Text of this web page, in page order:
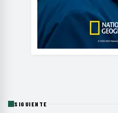
SIGUIENTE